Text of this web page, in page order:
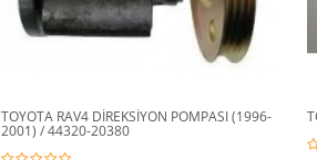
TOYOTA RAV4 DİREKSİYON POMPASI (1996-
2001) / 44320-20380